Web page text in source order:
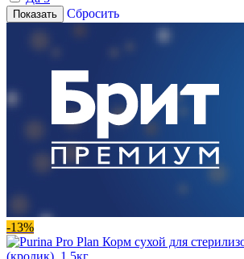
Показать Сбросить
-13%